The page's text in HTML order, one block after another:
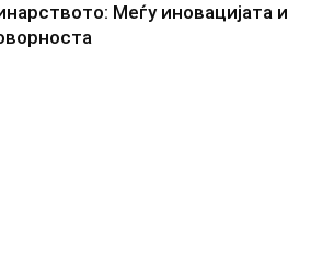
Меѓу иновацијата и